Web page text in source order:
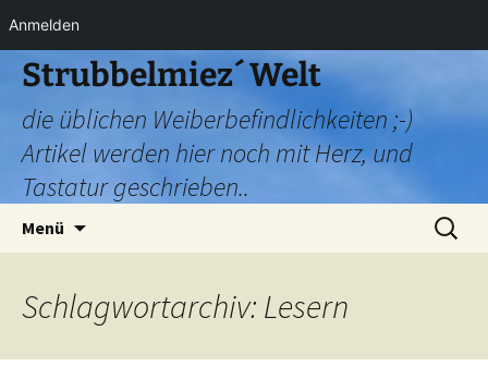
Anmelden
Zum
Inhalt
springen
Strubbelmiez´ Welt
die üblichen Weiberbefindlichkeiten ;-)
Artikel werden hier noch mit Herz, und
Tastatur geschrieben..
Menü
Suchen
nach:
Schlagwortarchiv: Lesern